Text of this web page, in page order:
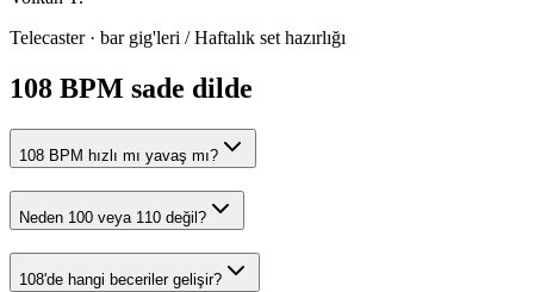
Telecaster · bar gig'leri /Haftalık set hazırlığı
108 BPM sade dilde
108 BPM hızlı mı yavaş mı?
Neden 100 veya 110 değil?
108'de hangi beceriler gelişir?